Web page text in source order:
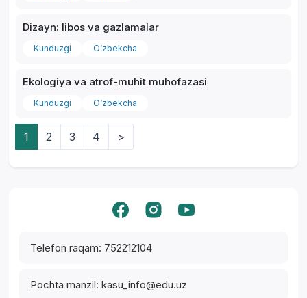
Telefon raqam: 752212104
Pochta manzil: kasu_info@edu.uz
Dizayn: libos va gazlamalar
Kunduzgi O‘zbekcha
Ekologiya va atrof-muhit muhofazasi
Kunduzgi O‘zbekcha
1 2 3 4 >
Yordam markazi